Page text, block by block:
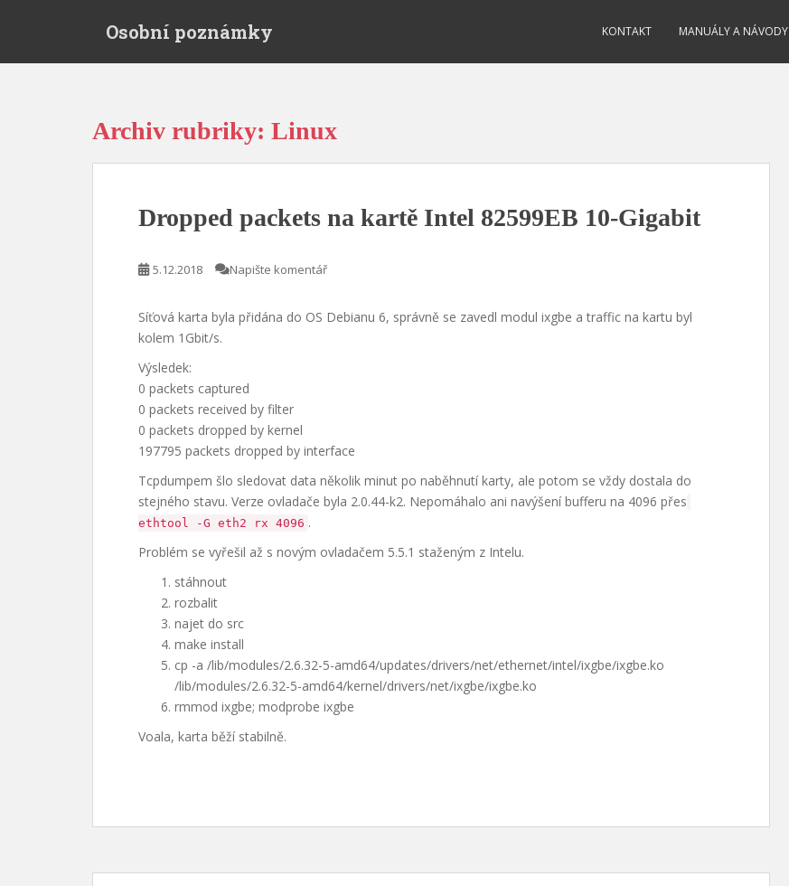
Osobní poznámky KONTAKT MANUÁLY A NÁVODY
Archiv rubriky: Linux
Dropped packets na kartě Intel 82599EB 10-Gigabit
5.12.2018 Napište komentář
Síťová karta byla přidána do OS Debianu 6, správně se zavedl modul ixgbe a traffic na kartu byl
kolem 1Gbit/s.
Výsledek:
0 packets captured
0 packets received by filter
0 packets dropped by kernel
197795 packets dropped by interface
Tcpdumpem šlo sledovat data několik minut po naběhnutí karty, ale potom se vždy dostala do
stejného stavu. Verze ovladače byla 2.0.44-k2. Nepomáhalo ani navýšení bufferu na 4096 přes
ethtool -G eth2 rx 4096 .
Problém se vyřešil až s novým ovladačem 5.5.1 staženým z Intelu.
stáhnout
rozbalit
najet do src
make install
cp -a /lib/modules/2.6.32-5-amd64/updates/drivers/net/ethernet/intel/ixgbe/ixgbe.ko
/lib/modules/2.6.32-5-amd64/kernel/drivers/net/ixgbe/ixgbe.ko
rmmod ixgbe; modprobe ixgbe
Voala, karta běží stabilně.